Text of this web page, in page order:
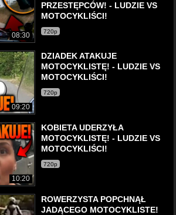
08:30
PRZESTĘPCÓW! - LUDZIE VS
MOTOCYKLIŚCI!
720p
09:20
DZIADEK ATAKUJE
MOTOCYKLISTĘ! - LUDZIE VS
MOTOCYKLIŚCI!
720p
10:20
KOBIETA UDERZYŁA
MOTOCYKLISTĘ! - LUDZIE VS
MOTOCYKLIŚCI!
720p
ROWERZYSTA POPCHNĄŁ
JADĄCEGO MOTOCYKLISTE!